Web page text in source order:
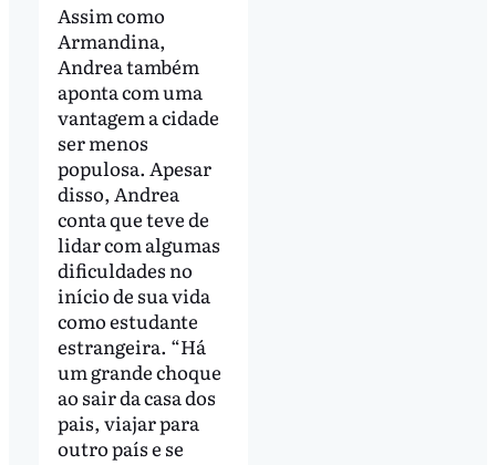
Assim como
Armandina,
Andrea também
aponta com uma
vantagem a cidade
ser menos
populosa. Apesar
disso, Andrea
conta que teve de
lidar com algumas
dificuldades no
início de sua vida
como estudante
estrangeira. “Há
um grande choque
ao sair da casa dos
pais, viajar para
outro país e se